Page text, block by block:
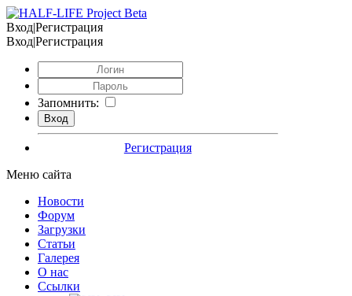
Вход|Регистрация
Вход|Регистрация
Запомнить:
Регистрация
Меню сайта
Новости
Форум
Загрузки
Статьи
Галерея
О нас
Ссылки